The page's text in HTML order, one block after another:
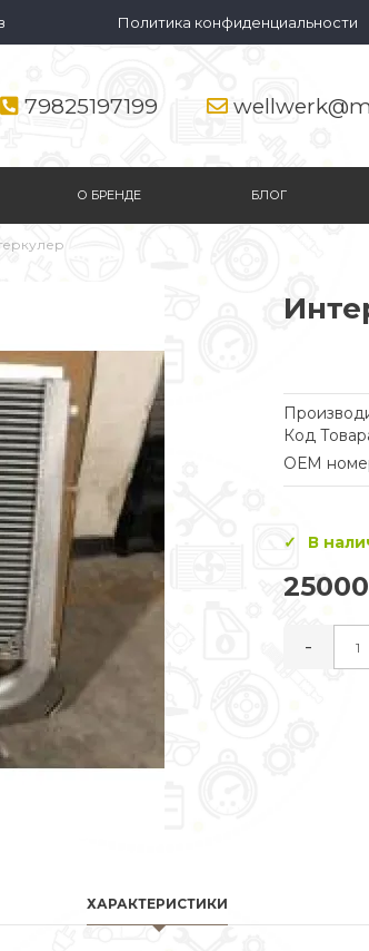
Политика конфиденциальности
79825197199
О БРЕНДЕ БЛОГ
Код
ОЕМ
В
-
ХАРАКТЕРИСТИКИ